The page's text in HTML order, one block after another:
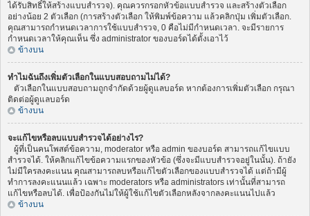
ได้รับสิทธิ์ให้สร้างแบบสำรวจ). คุณควรกรอกหัวข้อแบบสำรวจ และสร้างตัวเลือก
อย่างน้อย 2 ตัวเลือก (การสร้างตัวเลือก ให้พิมพ์ข้อความ แล้วคลิกปุ่ม เพิ่มตัวเลือก.
คุณสามารถกำหนดเวลาการใช้แบบสำรวจ, 0 คือไม่มีกำหนดเวลา. จะมีรายการ
กำหนดเวลาให้คุณเห็น ซึ่ง administrator ของบอร์ดได้ตั้งเอาไว้
ข้างบน
ทำไมฉันถึงเพิ่มตัวเลือกในแบบสอบถามไม่ได้?
ตัวเลือกในแบบสอบถามถูกจำกัดด้วยผู้ดูแลบอร์ด หากต้องการเพิ่มตัวเลือก กรุณา
ติดต่อผู้ดูแลบอร์ด
ข้างบน
จะแก้ไขหรือลบแบบสำรวจได้อย่างไร?
ผู้ที่เป็นคนโพสต์ข้อความ, moderator หรือ admin ของบอร์ด สามารถแก้ไขแบบ
สำรวจได้. ให้คลิกแก้ไขข้อความแรกของหัวข้อ (ซึ่งจะมีแบบสำรวจอยู่ในนั้น). ถ้ายัง
ไม่มีใครลงคะแนน คุณสามารถลบหรือแก้ไขตัวเลือกของแบบสำรวจได้ แต่ถ้ามีผู้
ทำการลงคะแนนแล้ว เฉพาะ moderators หรือ administrators เท่านั้นที่สามารถ
แก้ไขหรือลบได้. เพื่อป้องกันไม่ให้ผู้ใช้แก้ไขตัวเลือกหลังจากลงคะแนนไปแล้ว
ข้างบน